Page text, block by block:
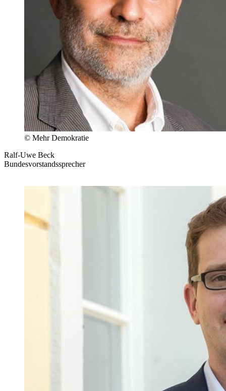
© Mehr Demokratie
Ralf-Uwe Beck
Bundesvorstandssprecher